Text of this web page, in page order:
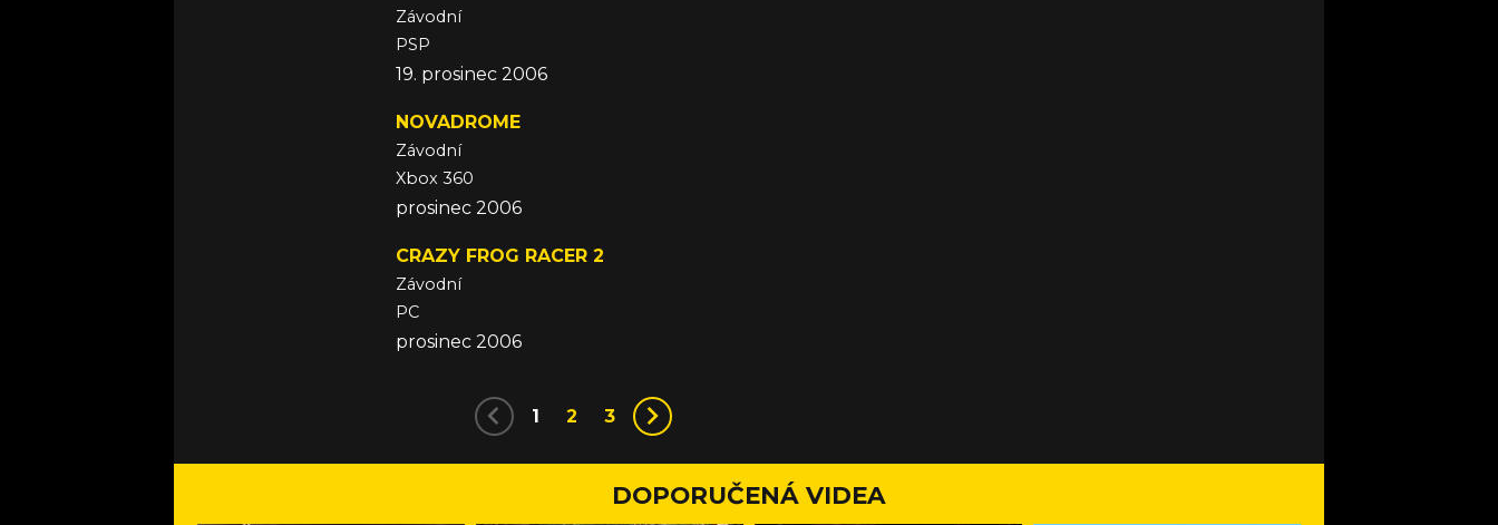
Závodní
PSP
19. prosinec 2006
NOVADROME
Závodní
Xbox 360
prosinec 2006
CRAZY FROG RACER 2
Závodní
PC
prosinec 2006
1 2 3
DOPORUČENÁ VIDEA